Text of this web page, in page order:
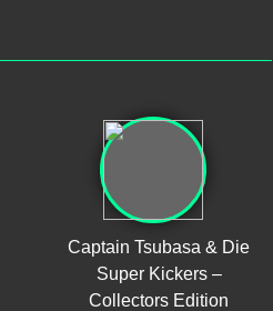
Captain Tsubasa & Die
Super Kickers –
Collectors Edition